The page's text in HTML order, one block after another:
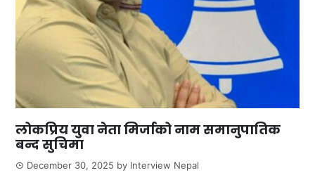
लोकप्रिय युवा नेता मिर्जाको नाम समानुपातिक
बन्द सुचिमा
December 30, 2025 by Interview Nepal